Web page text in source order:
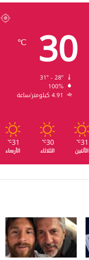
30
℃
100%
4.91 كيلومتر/ساعة
31
℃
الأثنين
30
℃
الثلاثاء
31
℃
الأربعاء